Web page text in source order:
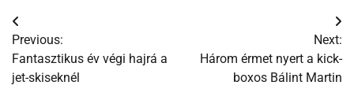
Bejegyzés
navigáció
Previous:
Fantasztikus év végi hajrá a
jet-skiseknél
Next:
Három érmet nyert a kick-
boxos Bálint Martin